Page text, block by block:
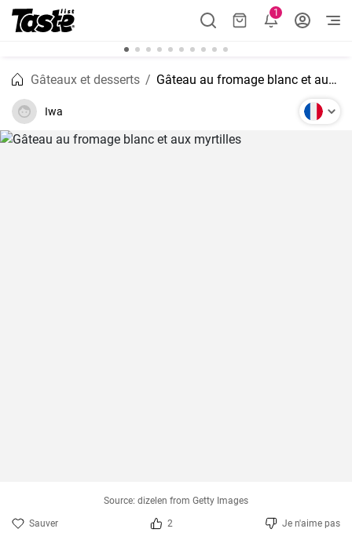
1
Gâteaux et desserts Gâteau au fromage blanc et aux myrtilles
Iwa
Source: dizelen from Getty Images
Sauver 2 Je n'aime pas